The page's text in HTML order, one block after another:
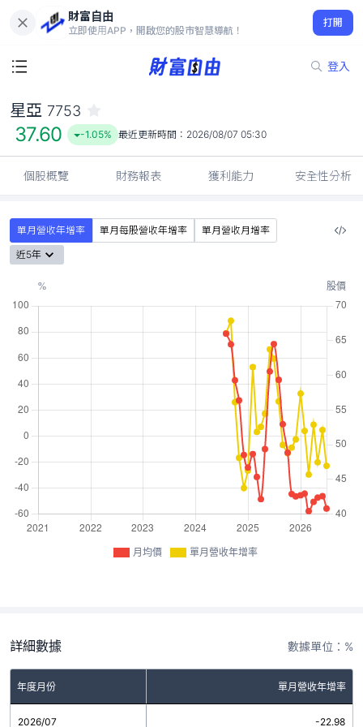
財富自由
立即使用APP，開啟您的股市智慧導航！
打開
登入
37.60
-1.05%
星亞 7753
37.60 -1.05% 最近更新時間： 2026/08/07 05:30
個股概覽 財務報表 獲利能力 安全性分析
單月營收年增率 單月每股營收年增率
單月營收月增率
近5年
月均價 單月營收年增率
詳細數據 數據單位：%
年度月份 單月營收年增率
2026/07 -22.98